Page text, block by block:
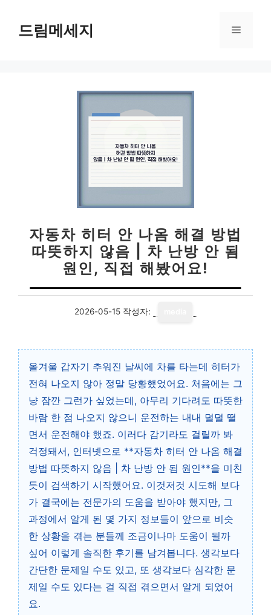
드림메세지 메
자동차 히터 안 나옴 해결 방법
따뜻하지 않음 | 차 난방 안 됨
원인, 직접 해봤어요!
2026-05-15 작성자:
올겨울 갑자기 추워진 날씨에 차를 타는데 히터가
전혀 나오지 않아 정말 당황했었어요. 처음에는 그
냥 잠깐 그런가 싶었는데, 아무리 기다려도 따뜻한
바람 한 점 나오지 않으니 운전하는 내내 덜덜 떨
면서 운전해야 했죠. 이러다 감기라도 걸릴까 봐
걱정돼서, 인터넷으로 **자동차 히터 안 나옴 해결
방법 따뜻하지 않음 | 차 난방 안 됨 원인**을 미친
듯이 검색하기 시작했어요. 이것저것 시도해 보다
가 결국에는 전문가의 도움을 받아야 했지만, 그
과정에서 알게 된 몇 가지 정보들이 앞으로 비슷
한 상황을 겪는 분들께 조금이나마 도움이 될까
싶어 이렇게 솔직한 후기를 남겨봅니다. 생각보다
간단한 문제일 수도 있고, 또 생각보다 심각한 문
제일 수도 있다는 걸 직접 겪으면서 알게 되었어
요.